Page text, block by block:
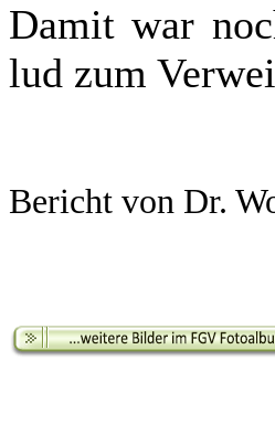
Damit war
lud zum
Bericht von Dr.